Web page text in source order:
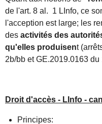
de l'art. 8 al. 1 LInfo, ce
l'acception est large; les
des activités des
qu'elles produisent
2b/bb et GE.2019.0163
Droit d'accès - LInfo -
Principes: